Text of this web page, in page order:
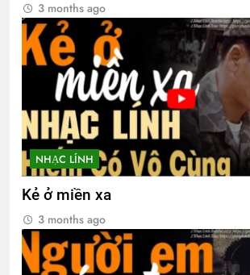
3 months ago
NHẠC LÍNH
Kẻ ở miền xa
3 months ago